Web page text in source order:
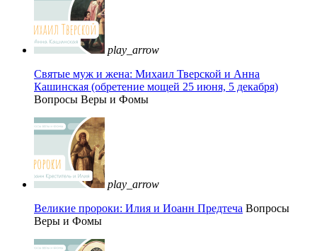
play_arrow
Святые муж и жена: Михаил Тверской и Анна
Кашинская (обретение мощей 25 июня, 5 декабря)
Вопросы Веры и Фомы
play_arrow
Великие пророки: Илия и Иоанн Предтеча Вопросы
Веры и Фомы